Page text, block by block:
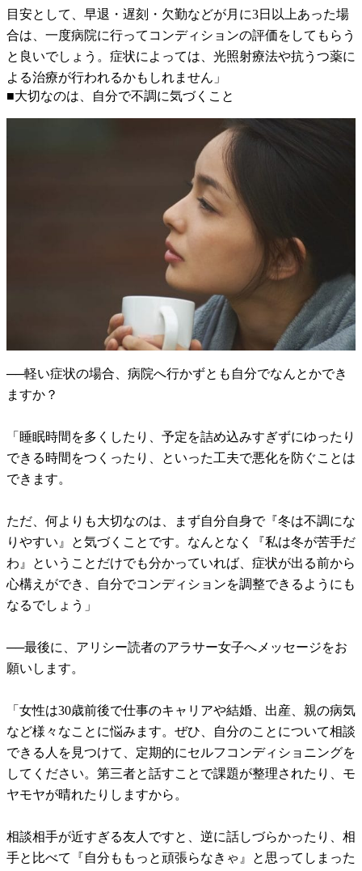
目安として、早退・遅刻・欠勤などが月に3日以上あった場
合は、一度病院に行ってコンディションの評価をしてもらう
と良いでしょう。症状によっては、光照射療法や抗うつ薬に
よる治療が行われるかもしれません」
■大切なのは、自分で不調に気づくこと
──軽い症状の場合、病院へ行かずとも自分でなんとかでき
ますか？
「睡眠時間を多くしたり、予定を詰め込みすぎずにゆったり
できる時間をつくったり、といった工夫で悪化を防ぐことは
できます。
ただ、何よりも大切なのは、まず自分自身で『冬は不調にな
りやすい』と気づくことです。なんとなく『私は冬が苦手だ
わ』ということだけでも分かっていれば、症状が出る前から
心構えができ、自分でコンディションを調整できるようにも
なるでしょう」
──最後に、アリシー読者のアラサー女子へメッセージをお
願いします。
「女性は30歳前後で仕事のキャリアや結婚、出産、親の病気
など様々なことに悩みます。ぜひ、自分のことについて相談
できる人を見つけて、定期的にセルフコンディショニングを
してください。第三者と話すことで課題が整理されたり、モ
ヤモヤが晴れたりしますから。
相談相手が近すぎる友人ですと、逆に話しづらかったり、相
手と比べて『自分ももっと頑張らなきゃ』と思ってしまった